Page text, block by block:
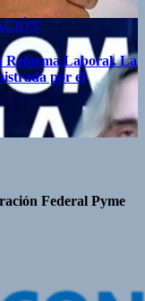
Reforma Laboral. La
por el
Federal Pyme